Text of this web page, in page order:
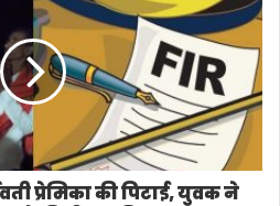
प्रेमिका की पिटाई, युवक ने